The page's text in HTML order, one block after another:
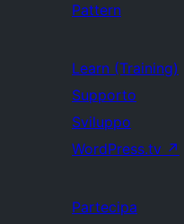
Pattern
Learn (Training)
Supporto
Sviluppo
WordPress.tv ↗
Partecipa